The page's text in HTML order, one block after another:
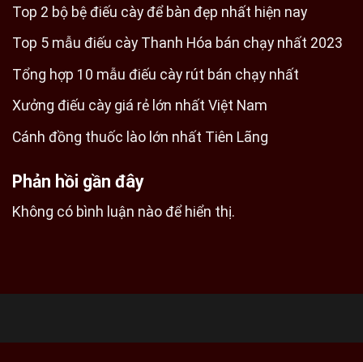
Top 2 bộ bệ điếu cày để bàn đẹp nhất hiện nay
Top 5 mẫu điếu cày Thanh Hóa bán chạy nhất 2023
Tổng hợp 10 mẫu điếu cày rút bán chạy nhất
Xưởng điếu cày giá rẻ lớn nhất Việt Nam
Cánh đồng thuốc lào lớn nhất Tiên Lãng
Phản hồi gần đây
Không có bình luận nào để hiển thị.